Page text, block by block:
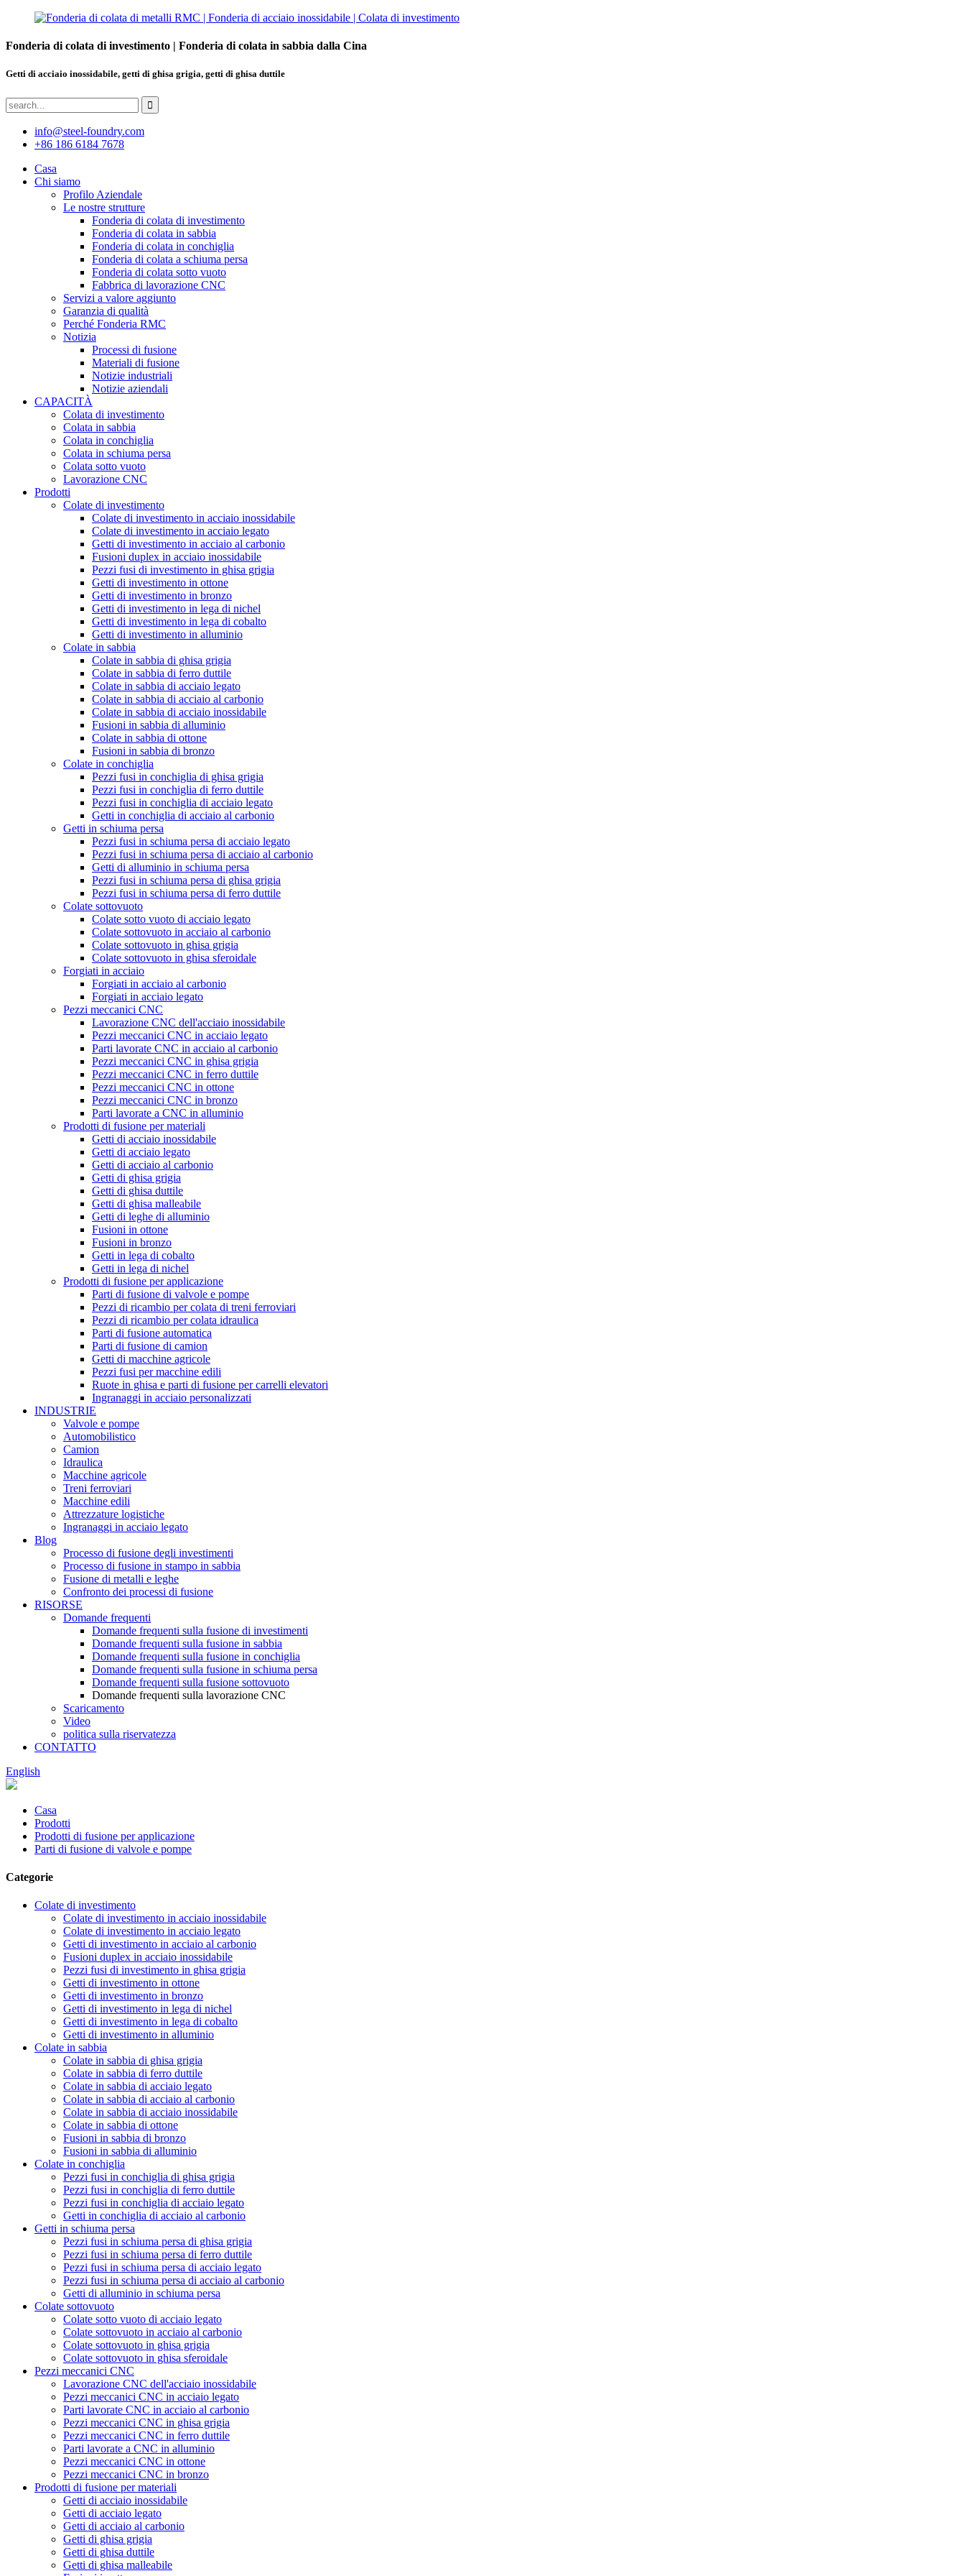
Fonderia di colata di investimento | Fonderia di colata in sabbia dalla Cina
Getti di acciaio inossidabile, getti di ghisa grigia, getti di ghisa duttile
info@steel-foundry.com
+86 186 6184 7678
Casa
Chi siamo
Profilo Aziendale
Le nostre strutture
Fonderia di colata di investimento
Fonderia di colata in sabbia
Fonderia di colata in conchiglia
Fonderia di colata a schiuma persa
Fonderia di colata sotto vuoto
Fabbrica di lavorazione CNC
Servizi a valore aggiunto
Garanzia di qualità
Perché Fonderia RMC
Notizia
Processi di fusione
Materiali di fusione
Notizie industriali
Notizie aziendali
CAPACITÀ
Colata di investimento
Colata in sabbia
Colata in conchiglia
Colata in schiuma persa
Colata sotto vuoto
Lavorazione CNC
Prodotti
Colate di investimento
Colate di investimento in acciaio inossidabile
Colate di investimento in acciaio legato
Getti di investimento in acciaio al carbonio
Fusioni duplex in acciaio inossidabile
Pezzi fusi di investimento in ghisa grigia
Getti di investimento in ottone
Getti di investimento in bronzo
Getti di investimento in lega di nichel
Getti di investimento in lega di cobalto
Getti di investimento in alluminio
Colate in sabbia
Colate in sabbia di ghisa grigia
Colate in sabbia di ferro duttile
Colate in sabbia di acciaio legato
Colate in sabbia di acciaio al carbonio
Colate in sabbia di acciaio inossidabile
Fusioni in sabbia di alluminio
Colate in sabbia di ottone
Fusioni in sabbia di bronzo
Colate in conchiglia
Pezzi fusi in conchiglia di ghisa grigia
Pezzi fusi in conchiglia di ferro duttile
Pezzi fusi in conchiglia di acciaio legato
Getti in conchiglia di acciaio al carbonio
Getti in schiuma persa
Pezzi fusi in schiuma persa di acciaio legato
Pezzi fusi in schiuma persa di acciaio al carbonio
Getti di alluminio in schiuma persa
Pezzi fusi in schiuma persa di ghisa grigia
Pezzi fusi in schiuma persa di ferro duttile
Colate sottovuoto
Colate sotto vuoto di acciaio legato
Colate sottovuoto in acciaio al carbonio
Colate sottovuoto in ghisa grigia
Colate sottovuoto in ghisa sferoidale
Forgiati in acciaio
Forgiati in acciaio al carbonio
Forgiati in acciaio legato
Pezzi meccanici CNC
Lavorazione CNC dell'acciaio inossidabile
Pezzi meccanici CNC in acciaio legato
Parti lavorate CNC in acciaio al carbonio
Pezzi meccanici CNC in ghisa grigia
Pezzi meccanici CNC in ferro duttile
Pezzi meccanici CNC in ottone
Pezzi meccanici CNC in bronzo
Parti lavorate a CNC in alluminio
Prodotti di fusione per materiali
Getti di acciaio inossidabile
Getti di acciaio legato
Getti di acciaio al carbonio
Getti di ghisa grigia
Getti di ghisa duttile
Getti di ghisa malleabile
Getti di leghe di alluminio
Fusioni in ottone
Fusioni in bronzo
Getti in lega di cobalto
Getti in lega di nichel
Prodotti di fusione per applicazione
Parti di fusione di valvole e pompe
Pezzi di ricambio per colata di treni ferroviari
Pezzi di ricambio per colata idraulica
Parti di fusione automatica
Parti di fusione di camion
Getti di macchine agricole
Pezzi fusi per macchine edili
Ruote in ghisa e parti di fusione per carrelli elevatori
Ingranaggi in acciaio personalizzati
INDUSTRIE
Valvole e pompe
Automobilistico
Camion
Idraulica
Macchine agricole
Treni ferroviari
Macchine edili
Attrezzature logistiche
Ingranaggi in acciaio legato
Blog
Processo di fusione degli investimenti
Processo di fusione in stampo in sabbia
Fusione di metalli e leghe
Confronto dei processi di fusione
RISORSE
Domande frequenti
Domande frequenti sulla fusione di investimenti
Domande frequenti sulla fusione in sabbia
Domande frequenti sulla fusione in conchiglia
Domande frequenti sulla fusione in schiuma persa
Domande frequenti sulla fusione sottovuoto
Domande frequenti sulla lavorazione CNC
Scaricamento
Video
politica sulla riservatezza
CONTATTO
English
Casa
Prodotti
Prodotti di fusione per applicazione
Parti di fusione di valvole e pompe
Categorie
Colate di investimento
Colate di investimento in acciaio inossidabile
Colate di investimento in acciaio legato
Getti di investimento in acciaio al carbonio
Fusioni duplex in acciaio inossidabile
Pezzi fusi di investimento in ghisa grigia
Getti di investimento in ottone
Getti di investimento in bronzo
Getti di investimento in lega di nichel
Getti di investimento in lega di cobalto
Getti di investimento in alluminio
Colate in sabbia
Colate in sabbia di ghisa grigia
Colate in sabbia di ferro duttile
Colate in sabbia di acciaio legato
Colate in sabbia di acciaio al carbonio
Colate in sabbia di acciaio inossidabile
Colate in sabbia di ottone
Fusioni in sabbia di bronzo
Fusioni in sabbia di alluminio
Colate in conchiglia
Pezzi fusi in conchiglia di ghisa grigia
Pezzi fusi in conchiglia di ferro duttile
Pezzi fusi in conchiglia di acciaio legato
Getti in conchiglia di acciaio al carbonio
Getti in schiuma persa
Pezzi fusi in schiuma persa di ghisa grigia
Pezzi fusi in schiuma persa di ferro duttile
Pezzi fusi in schiuma persa di acciaio legato
Pezzi fusi in schiuma persa di acciaio al carbonio
Getti di alluminio in schiuma persa
Colate sottovuoto
Colate sotto vuoto di acciaio legato
Colate sottovuoto in acciaio al carbonio
Colate sottovuoto in ghisa grigia
Colate sottovuoto in ghisa sferoidale
Pezzi meccanici CNC
Lavorazione CNC dell'acciaio inossidabile
Pezzi meccanici CNC in acciaio legato
Parti lavorate CNC in acciaio al carbonio
Pezzi meccanici CNC in ghisa grigia
Pezzi meccanici CNC in ferro duttile
Parti lavorate a CNC in alluminio
Pezzi meccanici CNC in ottone
Pezzi meccanici CNC in bronzo
Prodotti di fusione per materiali
Getti di acciaio inossidabile
Getti di acciaio legato
Getti di acciaio al carbonio
Getti di ghisa grigia
Getti di ghisa duttile
Getti di ghisa malleabile